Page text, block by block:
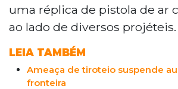
escola. O caso ocorre dias após
tiroteio em outra instituição da
réplica e as munições foram
Ministério Público.
uma réplica de pistola de ar
ao lado de diversos projéteis.
LEIA TAMBÉM
Ameaça de tiroteio suspende
fronteira